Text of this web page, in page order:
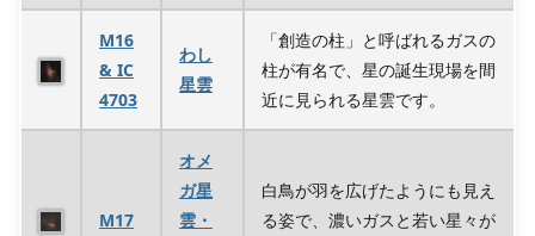
M16
& IC
4703
わし
星雲
「創造の柱」と呼ばれるガスの
柱が有名で、星の誕生現場を間
近に見られる星雲です。
M17
オメ
ガ星
雲・
白鳥が羽を広げたようにも見え
る姿で、濃いガスと若い星々が